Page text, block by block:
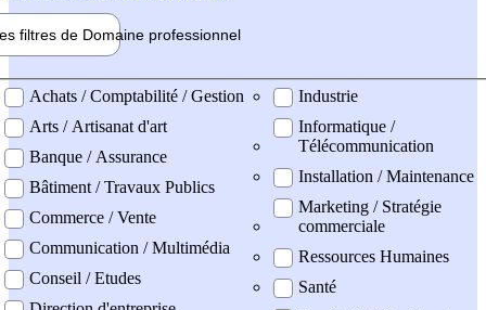
filtres de Domaine professionnel
professionel
Achats / Comptabilité / Gestion
Arts / Artisanat d'art
Banque / Assurance
Bâtiment / Travaux Publics
Commerce / Vente
Communication / Multimédia
Conseil / Etudes
Industrie
Informatique /
Télécommunication
Installation / Maintenance
Marketing / Stratégie
commerciale
Ressources Humaines
Santé